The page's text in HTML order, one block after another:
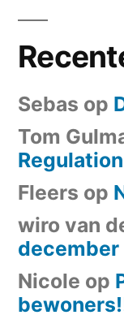
Sebas op
Tom
Fleers op
wiro van
Nicole op